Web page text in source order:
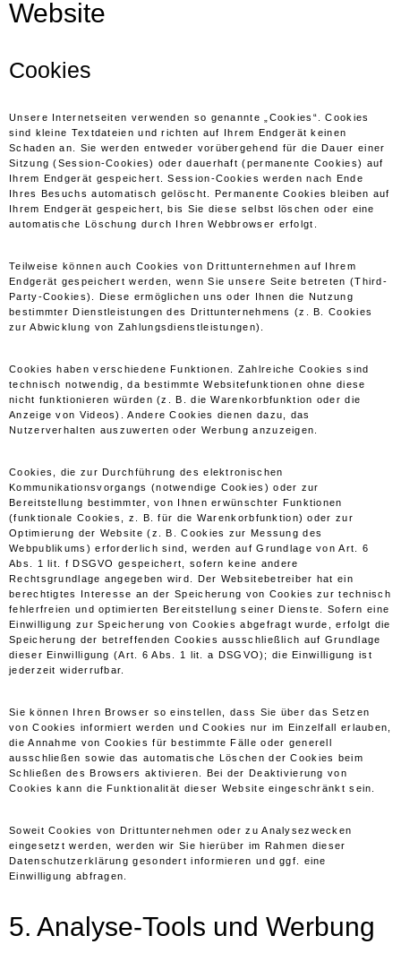
Website
Cookies
Unsere Internetseiten verwenden so genannte „Cookies“. Cookies
sind kleine Textdateien und richten auf Ihrem Endgerät keinen
Schaden an. Sie werden entweder vorübergehend für die Dauer einer
Sitzung (Session-Cookies) oder dauerhaft (permanente Cookies) auf
Ihrem Endgerät gespeichert. Session-Cookies werden nach Ende
Ihres Besuchs automatisch gelöscht. Permanente Cookies bleiben auf
Ihrem Endgerät gespeichert, bis Sie diese selbst löschen oder eine
automatische Löschung durch Ihren Webbrowser erfolgt.
Teilweise können auch Cookies von Drittunternehmen auf Ihrem
Endgerät gespeichert werden, wenn Sie unsere Seite betreten (Third-
Party-Cookies). Diese ermöglichen uns oder Ihnen die Nutzung
bestimmter Dienstleistungen des Drittunternehmens (z. B. Cookies
zur Abwicklung von Zahlungsdienstleistungen).
Cookies haben verschiedene Funktionen. Zahlreiche Cookies sind
technisch notwendig, da bestimmte Websitefunktionen ohne diese
nicht funktionieren würden (z. B. die Warenkorbfunktion oder die
Anzeige von Videos). Andere Cookies dienen dazu, das
Nutzerverhalten auszuwerten oder Werbung anzuzeigen.
Cookies, die zur Durchführung des elektronischen
Kommunikationsvorgangs (notwendige Cookies) oder zur
Bereitstellung bestimmter, von Ihnen erwünschter Funktionen
(funktionale Cookies, z. B. für die Warenkorbfunktion) oder zur
Optimierung der Website (z. B. Cookies zur Messung des
Webpublikums) erforderlich sind, werden auf Grundlage von Art. 6
Abs. 1 lit. f DSGVO gespeichert, sofern keine andere
Rechtsgrundlage angegeben wird. Der Websitebetreiber hat ein
berechtigtes Interesse an der Speicherung von Cookies zur technisch
fehlerfreien und optimierten Bereitstellung seiner Dienste. Sofern eine
Einwilligung zur Speicherung von Cookies abgefragt wurde, erfolgt die
Speicherung der betreffenden Cookies ausschließlich auf Grundlage
dieser Einwilligung (Art. 6 Abs. 1 lit. a DSGVO); die Einwilligung ist
jederzeit widerrufbar.
Sie können Ihren Browser so einstellen, dass Sie über das Setzen
von Cookies informiert werden und Cookies nur im Einzelfall erlauben,
die Annahme von Cookies für bestimmte Fälle oder generell
ausschließen sowie das automatische Löschen der Cookies beim
Schließen des Browsers aktivieren. Bei der Deaktivierung von
Cookies kann die Funktionalität dieser Website eingeschränkt sein.
Soweit Cookies von Drittunternehmen oder zu Analysezwecken
eingesetzt werden, werden wir Sie hierüber im Rahmen dieser
Datenschutzerklärung gesondert informieren und ggf. eine
Einwilligung abfragen.
5. Analyse-Tools und Werbung